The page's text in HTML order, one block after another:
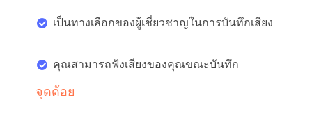
เป็นทางเลือกของผู้เชี่ยวชาญในการบันทึกเสียง
คุณสามารถฟังเสียงของคุณขณะบันทึก
จุดด้อย